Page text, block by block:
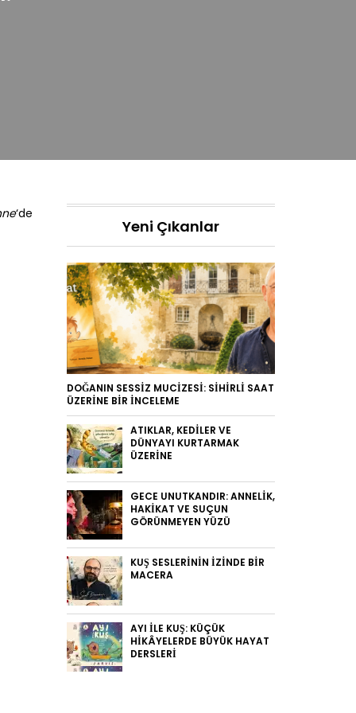
‘de
Yeni Çıkanlar
DOĞANIN SESSIZ MUCIZESI: SIHIRLI SAAT
ÜZERINE BIR İNCELEME
ATIKLAR, KEDILER VE
DÜNYAYI KURTARMAK
ÜZERINE
GECE UNUTKANDIR: ANNELIK,
HAKIKAT VE SUÇUN
GÖRÜNMEYEN YÜZÜ
KUŞ SESLERININ İZINDE BIR
MACERA
AYI ILE KUŞ: KÜÇÜK
HIKÂYELERDE BÜYÜK HAYAT
DERSLERI